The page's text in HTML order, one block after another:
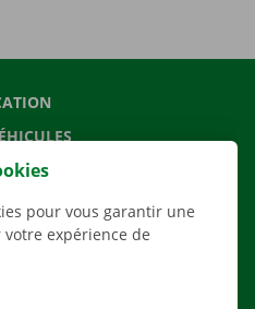
pour vous garantir une
expérience de